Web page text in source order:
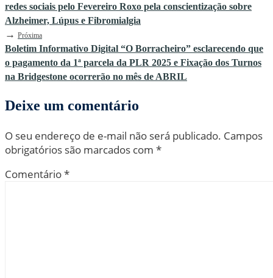
redes sociais pelo Fevereiro Roxo pela conscientização sobre
Alzheimer, Lúpus e Fibromialgia
→ Próxima
Boletim Informativo Digital “O Borracheiro” esclarecendo que
o pagamento da 1ª parcela da PLR 2025 e Fixação dos Turnos
na Bridgestone ocorrerão no mês de ABRIL
Deixe um comentário
O seu endereço de e-mail não será publicado. Campos
obrigatórios são marcados com *
Comentário*